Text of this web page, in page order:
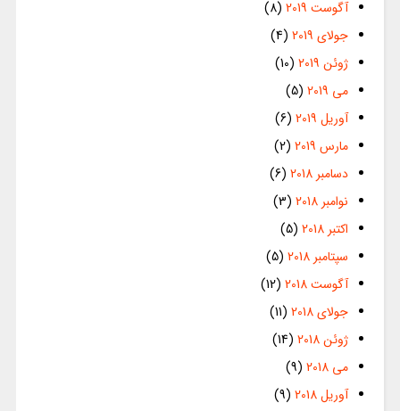
آگوست 2019
(8)
جولای 2019
(4)
ژوئن 2019
(10)
می 2019
(5)
آوریل 2019
(6)
مارس 2019
(2)
دسامبر 2018
(6)
نوامبر 2018
(3)
اکتبر 2018
(5)
سپتامبر 2018
(5)
آگوست 2018
(12)
جولای 2018
(11)
ژوئن 2018
(14)
می 2018
(9)
آوریل 2018
(9)